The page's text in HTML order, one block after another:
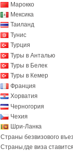
Марокко
Мексика
Таиланд
Тунис
Турция
Туры в Анталью
Туры в Белек
Туры в Кемер
Франция
Хорватия
Черногория
Чехия
Шри-Ланка
Страны безвизового
Страны,где виза